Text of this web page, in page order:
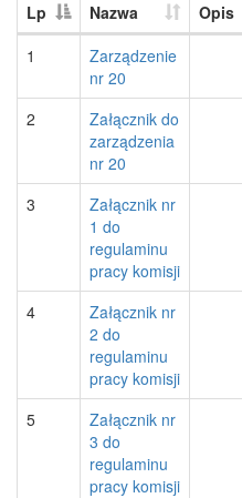
Lp Nazwa Opis
1
Zarządzenie
nr 20
2
Załącznik do
zarządzenia
nr 20
3
Załącznik nr
1 do
regulaminu
pracy komisji
4
Załącznik nr
2 do
regulaminu
pracy komisji
5
Załącznik nr
3 do
regulaminu
pracy komisji